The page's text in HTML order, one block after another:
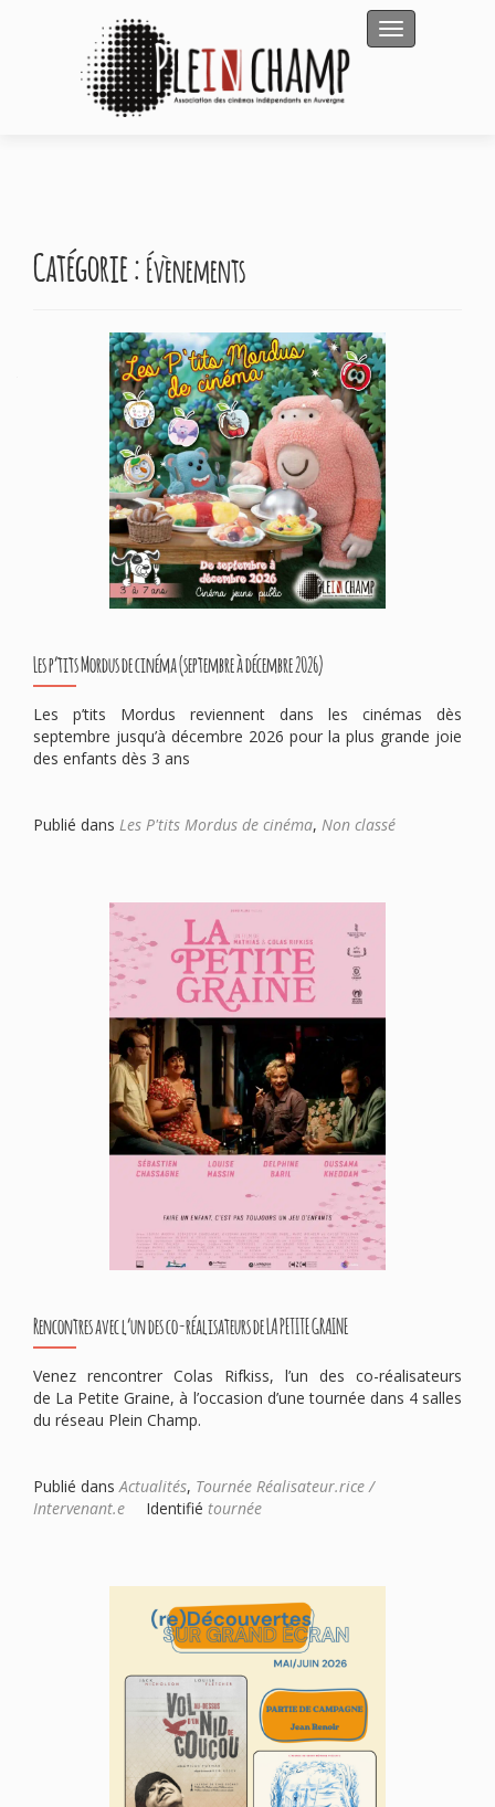
Afficher/
Catégorie :Évènements
Les p’tits Mordus de cinéma (septembre à décembre 2026)
Les p’tits Mordus reviennent dans les cinémas dès
septembre jusqu’à décembre 2026 pour la plus grande joie
des enfants dès 3 ans
Publié dans Les P'tits Mordus de cinéma, Non classé
Rencontres avec l’un des co-réalisateurs de LA PETITE GRAINE
Venez rencontrer Colas Rifkiss, l’un des co-réalisateurs
de La Petite Graine, à l’occasion d’une tournée dans 4 salles
du réseau Plein Champ.
Publié dansActualités, Tournée Réalisateur.rice /
Intervenant.e
Identifié tournée
Navigation
articles